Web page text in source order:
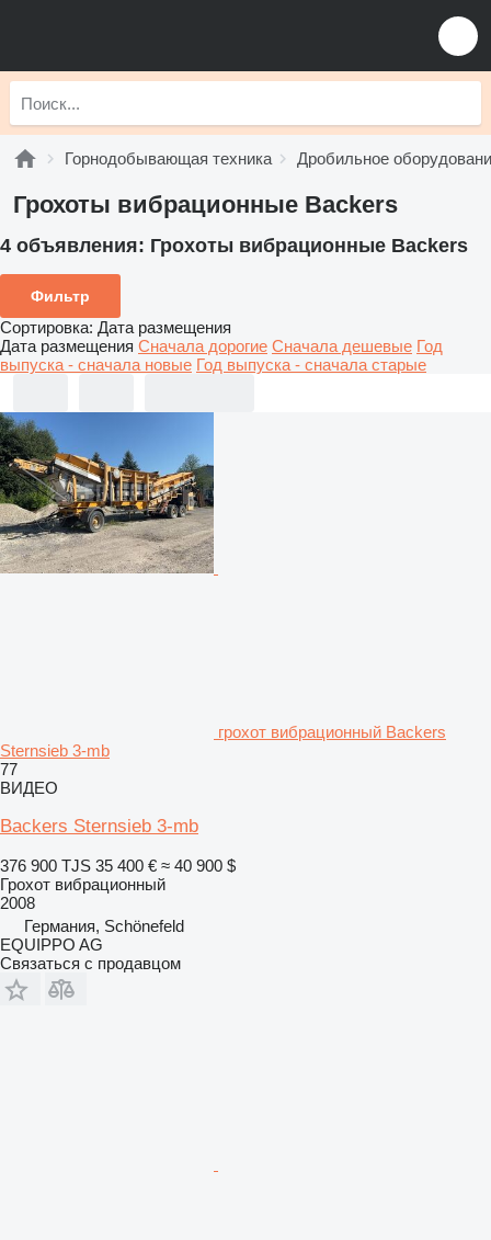
Горнодобывающая техника Дробильное
Грохоты вибрационные Backers
4 объявления: Грохоты вибрационные Backers
Фильтр
Сортировка: Дата размещения
Дата размещения Сначала дорогие Сначала дешевые Год
выпуска - сначала новые Год выпуска - сначала старые
грохот вибрационный Backers
Sternsieb 3-mb
77
ВИДЕО
Backers Sternsieb 3-mb
376 900 TJS 35 400 € ≈ 40 900 $
Грохот вибрационный
2008
Германия, Schönefeld
EQUIPPO AG
Связаться с продавцом